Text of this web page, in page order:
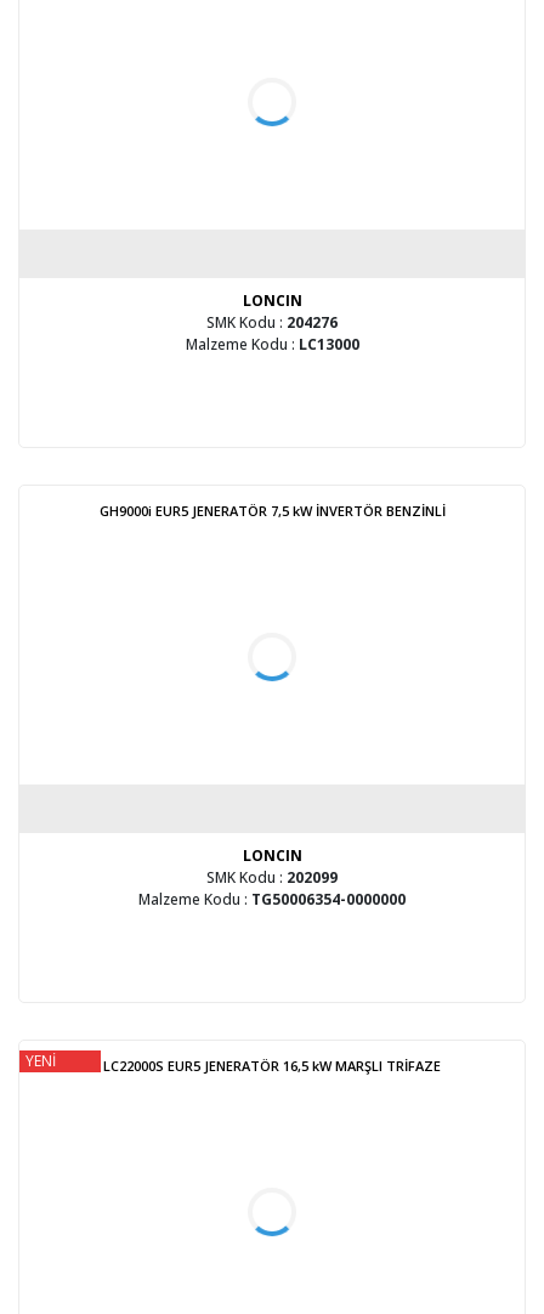
LONCIN
SMK Kodu : 204276
Malzeme Kodu : LC13000
GH9000i EUR5 JENERATÖR 7,5 kW İNVERTÖR BENZİNLİ
LONCIN
SMK Kodu : 202099
Malzeme Kodu : TG50006354-0000000
YENİ LC22000S EUR5 JENERATÖR 16,5 kW MARŞLI TRİFAZE